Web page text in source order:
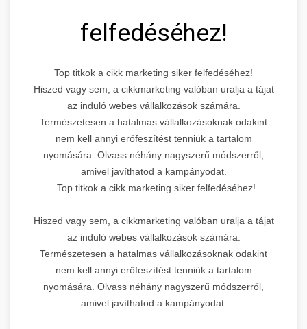
felfedéséhez!
Top titkok a cikk marketing siker felfedéséhez!
Hiszed vagy sem, a cikkmarketing valóban uralja a tájat
az induló webes vállalkozások számára.
Természetesen a hatalmas vállalkozásoknak odakint
nem kell annyi erőfeszítést tenniük a tartalom
nyomására. Olvass néhány nagyszerű módszerről,
amivel javíthatod a kampányodat.
Top titkok a cikk marketing siker felfedéséhez!
Hiszed vagy sem, a cikkmarketing valóban uralja a tájat
az induló webes vállalkozások számára.
Természetesen a hatalmas vállalkozásoknak odakint
nem kell annyi erőfeszítést tenniük a tartalom
nyomására. Olvass néhány nagyszerű módszerről,
amivel javíthatod a kampányodat.